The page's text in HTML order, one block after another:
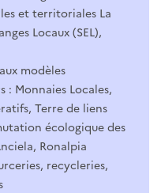
et territoriales La
Locaux (SEL),
modèles
: Monnaies Locales,
Terre de liens
écologique des
Ronalpia
recycleries,